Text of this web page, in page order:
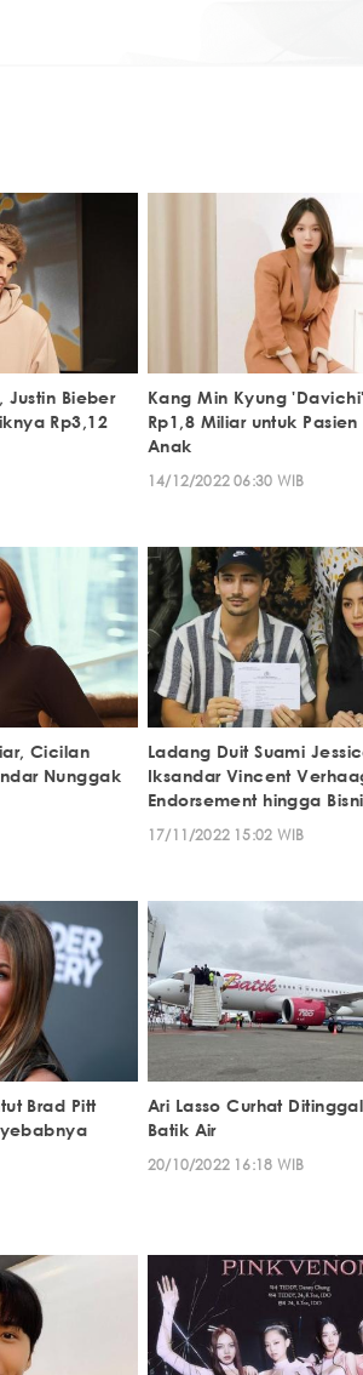
Justin Bieber
Rp3,12
Kang Min Kyung
Rp1,8 Miliar untuk
Anak
14/12/2022 06:30 WIB
Cicilan
Nunggak
Ladang Duit Suami
Iksandar Vincent
Endorsement hingga
17/11/2022 15:02 WIB
Brad Pitt
Ari Lasso Curhat
Batik Air
20/10/2022 16:18 WIB